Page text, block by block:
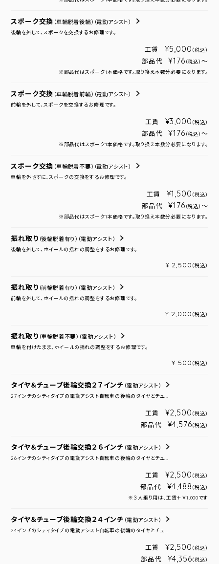
スポーク交換 （車輪脱着後輪） （電動アシスト）
後輪を外して、スポークを交換するお修理です。
工賃 ¥5,000 （税込）
部品代 ¥176 （税込） ～
※部品代はスポーク1本価格です。取り換え本数分必要になります。
スポーク交換 （車輪脱着前輪） （電動アシスト）
前輪を外して、スポークを交換するお修理です。
工賃 ¥3,000 （税込）
部品代 ¥176 （税込） ～
※部品代はスポーク1本価格です。取り換え本数分必要になります。
スポーク交換 （車輪脱着不要） （電動アシスト）
車輪を外さずに、スポークの交換をするお修理です。
工賃 ¥1,500 （税込）
部品代 ¥176 （税込） ～
※部品代はスポーク1本価格です。取り換え本数分必要になります。
振れ取り （後輪脱着有り） （電動アシスト）
後輪を外して、ホイールの揺れの調整をするお修理です。
¥ 2,500 （税込）
振れ取り （前輪脱着有り） （電動アシスト）
前輪を外して、ホイールの揺れの調整をするお修理です。
¥ 2,000 （税込）
振れ取り （車輪脱着不要） （電動アシスト）
車輪を付けたまま、ホイールの揺れの調整をするお修理です。
¥ 500 （税込）
タイヤ＆チューブ後輪交換２７インチ （電動アシスト）
27インチのシティタイプの電動アシスト自転車の後輪のタイヤとチュ...
工賃 ¥2,500 （税込）
部品代 ¥4,576（税込）
タイヤ＆チューブ後輪交換２６インチ （電動アシスト）
26インチのシティタイプの電動アシスト自転車の後輪のタイヤとチュ...
工賃 ¥2,500 （税込）
部品代 ¥4,488 （税込）
※３人乗り用は、工賃＋￥1,000です
タイヤ＆チューブ後輪交換２４インチ （電動アシスト）
24インチのシティタイプの電動アシスト自転車の後輪のタイヤとチュ...
工賃 ¥2,500 （税込）
部品代 ¥4,356（税込）